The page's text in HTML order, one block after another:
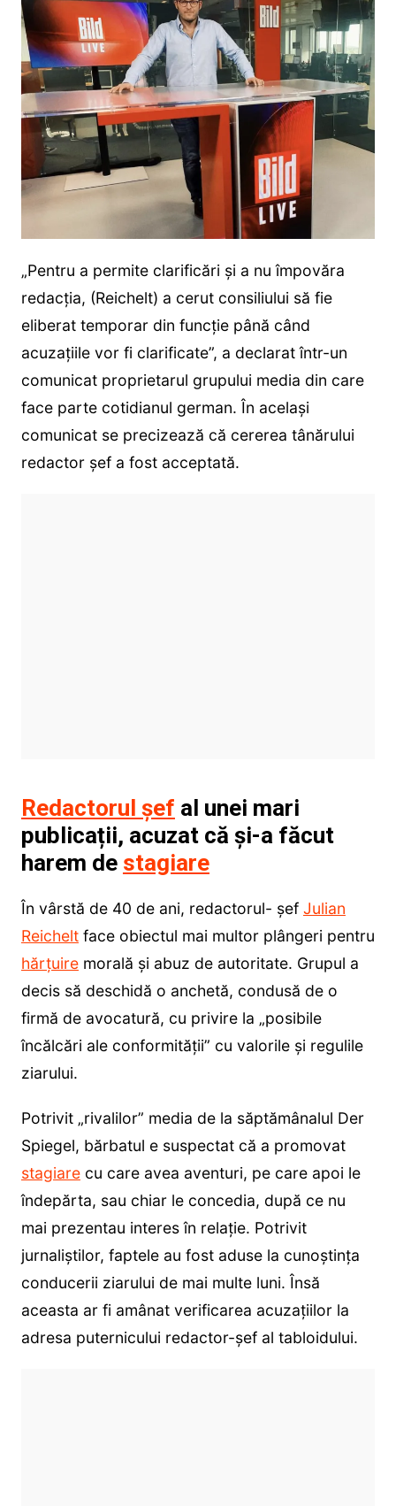
„Pentru a permite clarificări şi a nu împovăra
redacţia, (Reichelt) a cerut consiliului să fie
eliberat temporar din funcţie până când
acuzaţiile vor fi clarificate”, a declarat într-un
comunicat proprietarul grupului media din care
face parte cotidianul german. În același
comunicat se precizează că cererea tânărului
redactor șef a fost acceptată.
Redactorul șef al unei mari
publicații, acuzat că și-a făcut
harem de stagiare
În vârstă de 40 de ani, redactorul- șef Julian
Reicheltface obiectul mai multor plângeri pentru
hărţuiremorală şi abuz de autoritate. Grupul a
decis să deschidă o anchetă, condusă de o
firmă de avocatură, cu privire la „posibile
încălcări ale conformităţii” cu valorile şi regulile
ziarului.
Potrivit „rivalilor” media de la săptămânalul Der
Spiegel, bărbatul e suspectat că a promovat
stagiarecu care avea aventuri, pe care apoi le
îndepărta, sau chiar le concedia, după ce nu
mai prezentau interes în relație. Potrivit
jurnaliștilor, faptele au fost aduse la cunoștința
conducerii ziarului de mai multe luni. Însă
aceasta ar fi amânat verificarea acuzaţiilor la
adresa puternicului redactor-şef al tabloidului.